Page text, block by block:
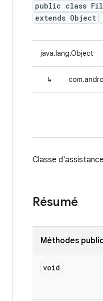
public class
extends Object
java.lang.Object
↳
Classe
Résumé
Méthodes
void